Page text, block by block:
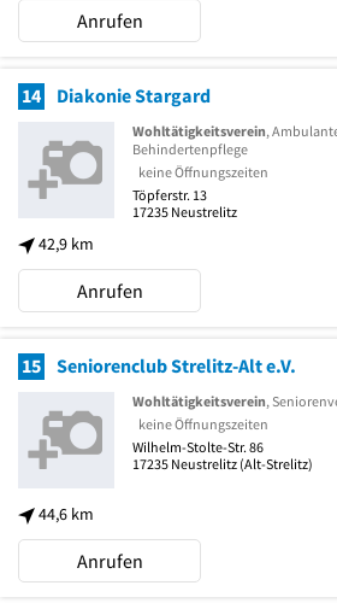
Anrufen
14 Diakonie Stargard
42,9 km
Wohltätigkeitsverein,
Behindertenpflege
keine Öffnungszeiten
Töpferstr. 13
17235 Neustrelitz
Anrufen
15 Seniorenclub Strelitz-Alt e.V.
44,6 km
Wohltätigkeitsverein,
keine Öffnungszeiten
Wilhelm-Stolte-Str. 86
17235 Neustrelitz (Alt-Strelitz)
Anrufen